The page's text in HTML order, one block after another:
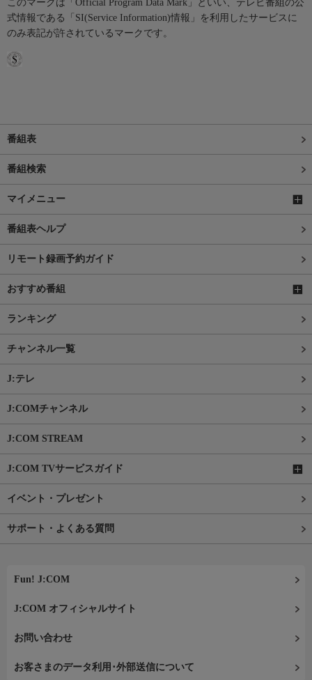
このマークは「Official Program Data Mark」といい、テレビ番組の公
式情報である「SI(Service Information)情報」を利用したサービスに
のみ表記が許されているマークです。
番組表
番組検索
マイメニュー
番組表ヘルプ
リモート録画予約ガイド
おすすめ番組
ランキング
チャンネル一覧
J:テレ
J:COMチャンネル
J:COM STREAM
J:COM TVサービスガイド
イベント・プレゼント
サポート・よくある質問
Fun! J:COM
J:COM オフィシャルサイト
お問い合わせ
お客さまのデータ利用･外部送信について